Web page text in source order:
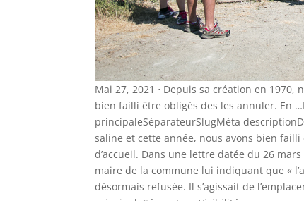
Mai 27, 2021 ⋅ Depuis sa création en
bien failli être obligés des les annuler. En
principaleSéparateurSlugMéta
saline et cette année, nous avons bien
d’accueil. Dans une lettre datée du 26
maire de la commune lui indiquant que «
désormais refusée. Il s’agissait de